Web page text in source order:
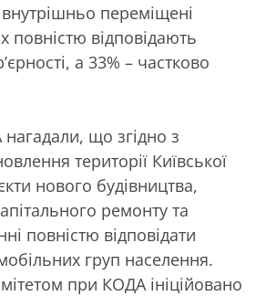
переміщені
повністю відповідають
а 33% – частково
що згідно з
території Київської
нового будівництва,
ремонту та
повністю відповідати
груп населення.
при КОДА ініційовано